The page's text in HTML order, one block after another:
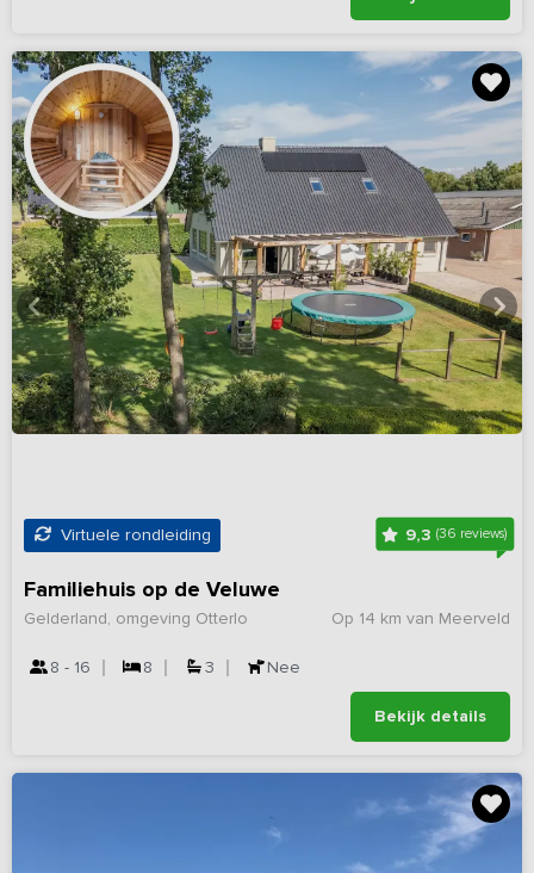
Virtuele rondleiding 9,3 (36 reviews)
Familiehuis op de Veluwe
Op 14 km van Meerveld
Gelderland, omgeving Otterlo
8 - 16 8 3 Nee
Bekijk details